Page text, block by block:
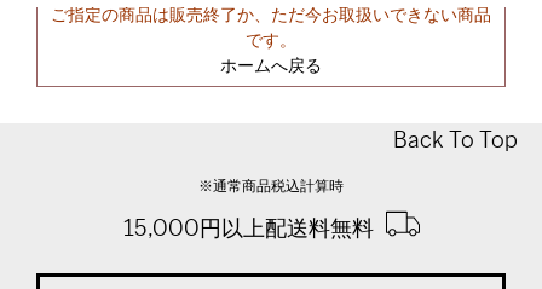
ご指定の商品は販売終了か、ただ今お取扱いできない商品
です。
ホームへ戻る
Back To Top
※通常商品税込計算時
15,000円以上配送料無料